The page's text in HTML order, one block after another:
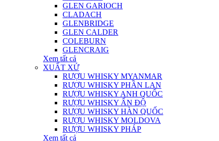
GLEN GARIOCH
CLADACH
GLENBRIDGE
GLEN CALDER
COLEBURN
GLENCRAIG
Xem tất cả
XUẤT XỨ
RƯỢU WHISKY MYANMAR
RƯỢU WHISKY PHẦN LAN
RƯỢU WHISKY ANH QUỐC
RƯỢU WHISKY ẤN ĐỘ
RƯỢU WHISKY HÀN QUỐC
RƯỢU WHISKY MOLDOVA
RƯỢU WHISKY PHÁP
Xem tất cả